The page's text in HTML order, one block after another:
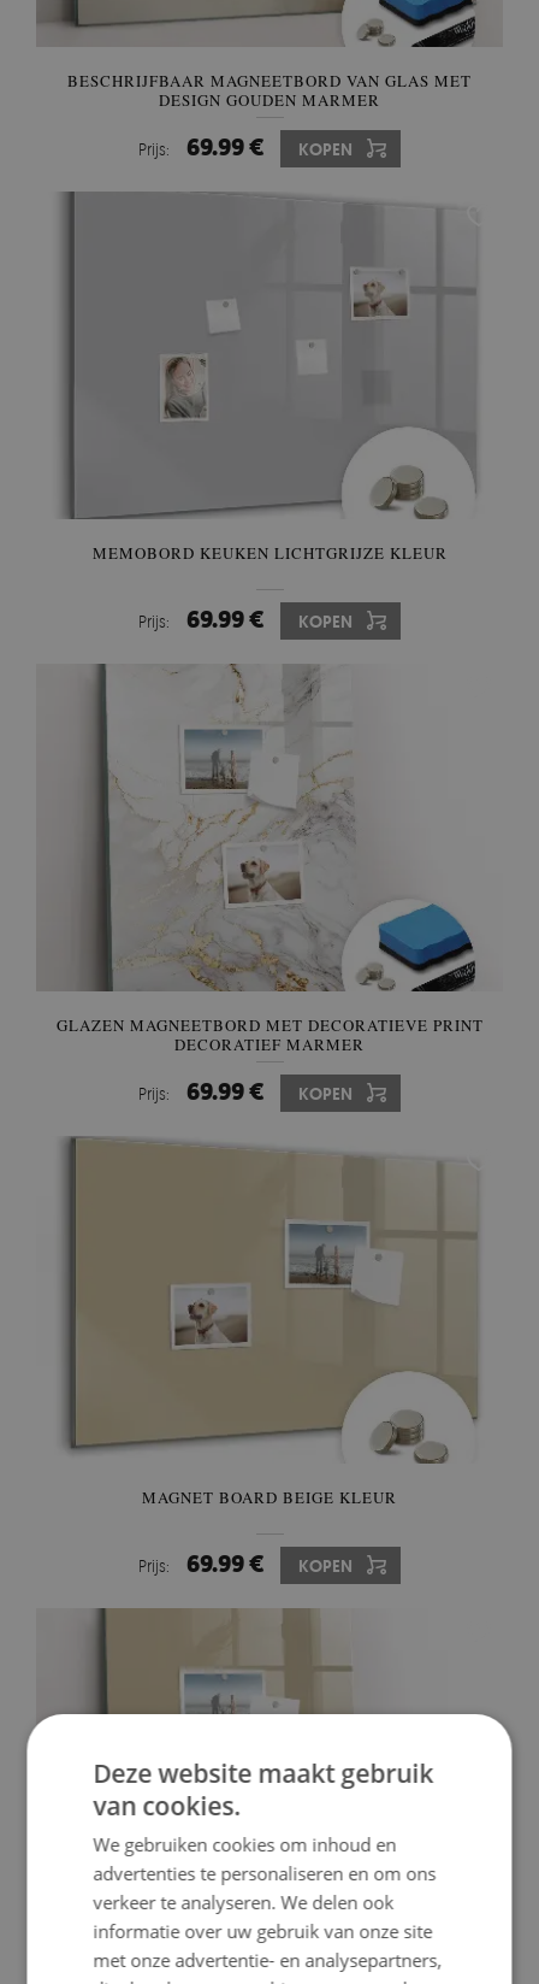
BESCHRIJFBAAR MAGNEETBORD VAN GLAS MET
DESIGN GOUDEN MARMER
Prijs: 69.99 € KOPEN
MEMOBORD KEUKEN LICHTGRIJZE KLEUR
Prijs: 69.99 € KOPEN
GLAZEN MAGNEETBORD MET DECORATIEVE PRINT
DECORATIEF MARMER
Prijs: 69.99 € KOPEN
MAGNET BOARD BEIGE KLEUR
Prijs: 69.99 € KOPEN
GLAZEN MAGNEETBORD MET DECORATIEVE PRINT
Deze website maakt gebruik
van cookies.
We gebruiken cookies om inhoud en
advertenties te personaliseren en om ons
verkeer te analyseren. We delen ook
informatie over uw gebruik van onze site
met onze advertentie- en analysepartners,